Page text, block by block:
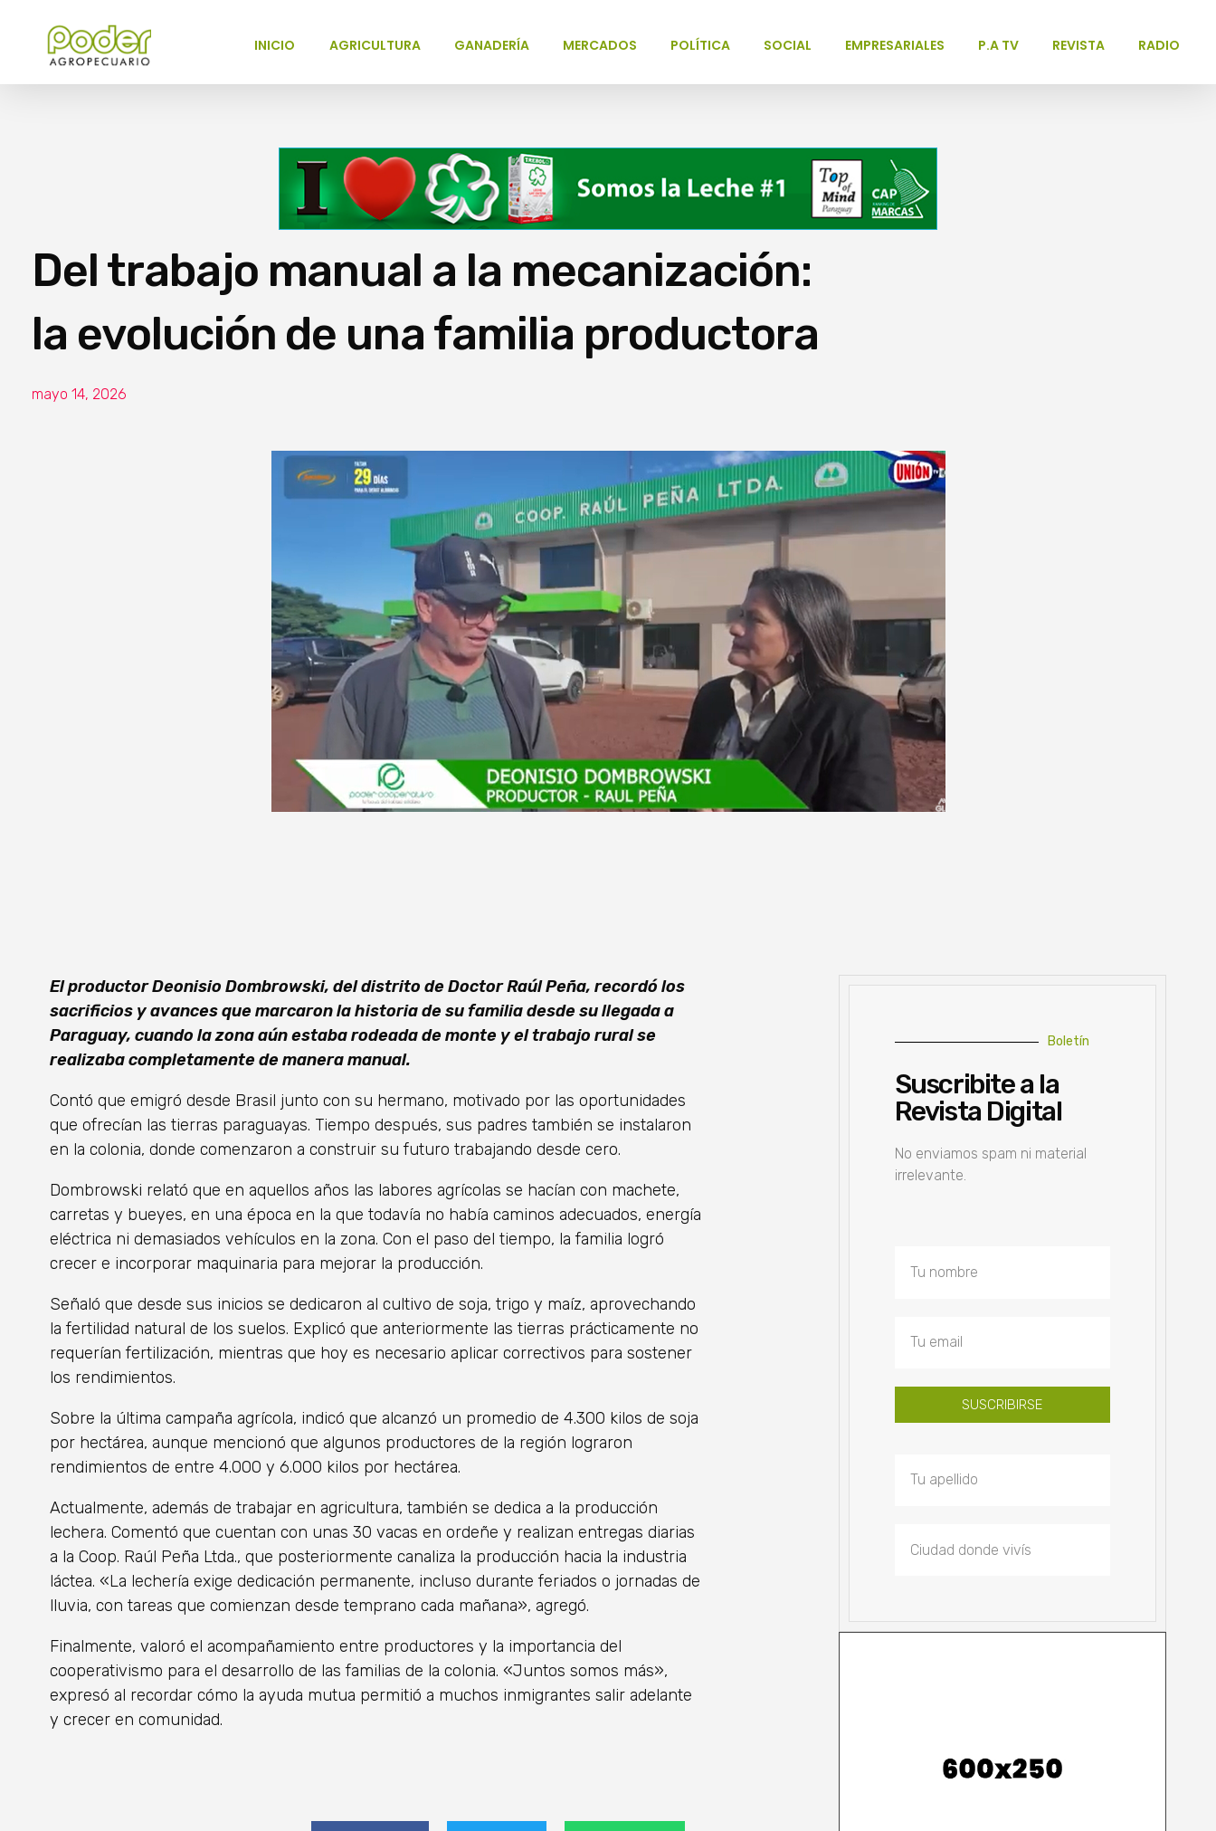
INICIO AGRICULTURA GANADERÍA MERCADOS POLÍTICA SOCIAL EMPRESARIALES P.A TV REVISTA RADIO
Del trabajo manual a la mecanización:
la evolución de una familia productora
mayo 14, 2026
El productor Deonisio Dombrowski, del distrito de Doctor Raúl Peña, recordó los
sacrificios y avances que marcaron la historia de su familia desde su llegada a
Paraguay, cuando la zona aún estaba rodeada de monte y el trabajo rural se
realizaba completamente de manera manual.
Contó que emigró desde Brasil junto con su hermano, motivado por las oportunidades
que ofrecían las tierras paraguayas. Tiempo después, sus padres también se instalaron
en la colonia, donde comenzaron a construir su futuro trabajando desde cero.
Dombrowski relató que en aquellos años las labores agrícolas se hacían con machete,
carretas y bueyes, en una época en la que todavía no había caminos adecuados, energía
eléctrica ni demasiados vehículos en la zona. Con el paso del tiempo, la familia logró
crecer e incorporar maquinaria para mejorar la producción.
Señaló que desde sus inicios se dedicaron al cultivo de soja, trigo y maíz, aprovechando
la fertilidad natural de los suelos. Explicó que anteriormente las tierras prácticamente no
requerían fertilización, mientras que hoy es necesario aplicar correctivos para sostener
los rendimientos.
Sobre la última campaña agrícola, indicó que alcanzó un promedio de 4.300 kilos de soja
por hectárea, aunque mencionó que algunos productores de la región lograron
rendimientos de entre 4.000 y 6.000 kilos por hectárea.
Actualmente, además de trabajar en agricultura, también se dedica a la producción
lechera. Comentó que cuentan con unas 30 vacas en ordeñe y realizan entregas diarias
a la Coop. Raúl Peña Ltda., que posteriormente canaliza la producción hacia la industria
láctea. «La lechería exige dedicación permanente, incluso durante feriados o jornadas de
lluvia, con tareas que comienzan desde temprano cada mañana», agregó.
Finalmente, valoró el acompañamiento entre productores y la importancia del
cooperativismo para el desarrollo de las familias de la colonia. «Juntos somos más»,
expresó al recordar cómo la ayuda mutua permitió a muchos inmigrantes salir adelante
y crecer en comunidad.
Boletín
Suscribite a la
Revista Digital
No enviamos spam ni material
irrelevante.
SUSCRIBIRSE